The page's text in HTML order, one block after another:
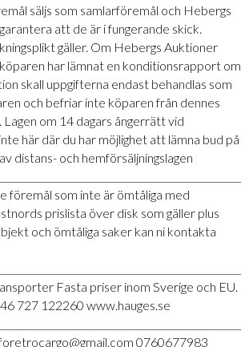
säljs som samlarföremål och Hebergs
att de är i fungerande skick.
gäller. Om Hebergs Auktioner
har lämnat en konditionsrapport om
skall uppgifterna endast behandlas som
och befriar inte köparen från dennes
om 14 dagars ångerrätt vid
här där du har möjlighet att lämna bud på
distans- och hemförsäljningslagen
föremål som inte är ömtåliga med
prislista över disk som gäller plus
och ömtåliga saker kan ni kontakta
Fasta priser inom Sverige och EU.
727 122260 www.hauges.se
0760677983